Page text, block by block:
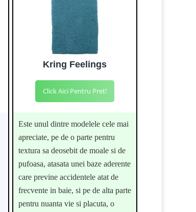
Kring Feelings
Click Aici Pentru Pret!
Este unul dintre modelele cele mai
apreciate, pe de o parte pentru
textura sa deosebit de moale si de
pufoasa, atasata unei baze aderente
care previne accidentele atat de
frecvente in baie, si pe de alta parte
pentru nuanta vie si placuta, o